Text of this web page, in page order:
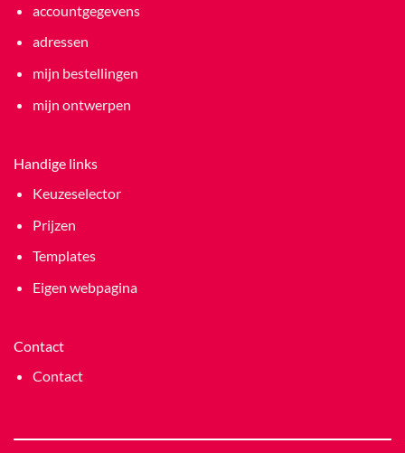
accountgegevens
adressen
mijn bestellingen
mijn ontwerpen
Handige links
Keuzeselector
Prijzen
Templates
Eigen webpagina
Contact
Contact